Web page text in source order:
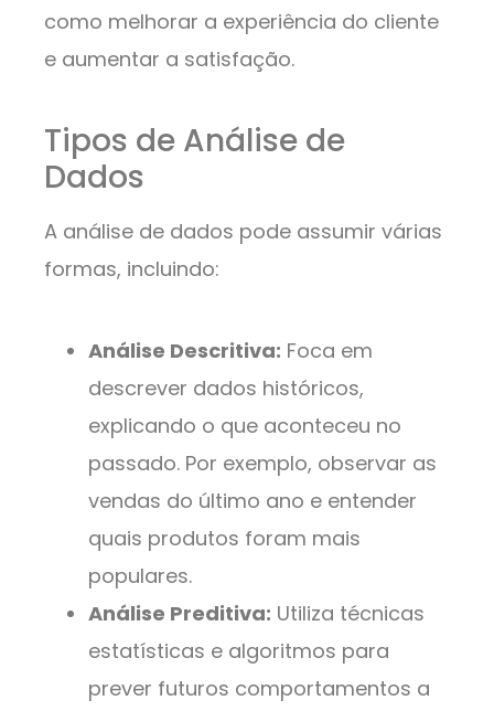
como melhorar a experiência do cliente
e aumentar a satisfação.
Tipos de Análise de
Dados
A análise de dados pode assumir várias
formas, incluindo:
Análise Descritiva: Foca em
descrever dados históricos,
explicando o que aconteceu no
passado. Por exemplo, observar as
vendas do último ano e entender
quais produtos foram mais
populares.
Análise Preditiva: Utiliza técnicas
estatísticas e algoritmos para
prever futuros comportamentos a